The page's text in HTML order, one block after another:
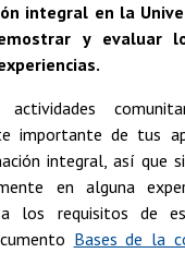
integral en la
y evaluar
importante de tus
integral, así que
en alguna
los requisitos de
Bases de la